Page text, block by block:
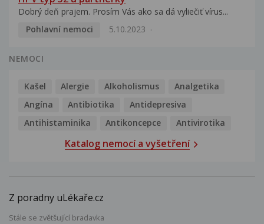
Dobrý deň prajem. Prosím Vás ako sa dá vyliečiť vírus...
Pohlavní nemoci
5.10.2023
NEMOCI
Kašel Alergie Alkoholismus
Analgetika
Angína
Antibiotika
Antidepresiva
Antihistaminika
Antikoncepce Antivirotika
Katalog nemocí a vyšetření
Z poradny uLékaře.cz
Stále se zvětšující bradavka